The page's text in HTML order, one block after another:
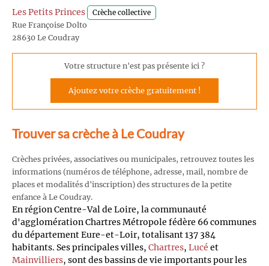
Les Petits Princes Crèche collective
Rue Françoise Dolto
28630 Le Coudray
Votre structure n'est pas présente ici ?
Ajoutez votre crèche gratuitement !
Trouver sa crèche à Le Coudray
Crèches privées, associatives ou municipales, retrouvez toutes les
informations (numéros de téléphone, adresse, mail, nombre de
places et modalités d'inscription) des structures de la petite
enfance à Le Coudray.
En région Centre-Val de Loire, la communauté
d'agglomération Chartres Métropole fédère 66 communes
du département Eure-et-Loir, totalisant 137 384
habitants. Ses principales villes, Chartres, Lucé et
Mainvilliers, sont des bassins de vie importants pour les